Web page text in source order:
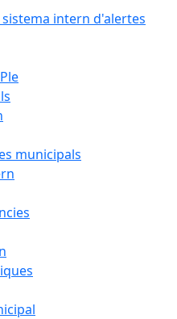
intern d'alertes
municipals